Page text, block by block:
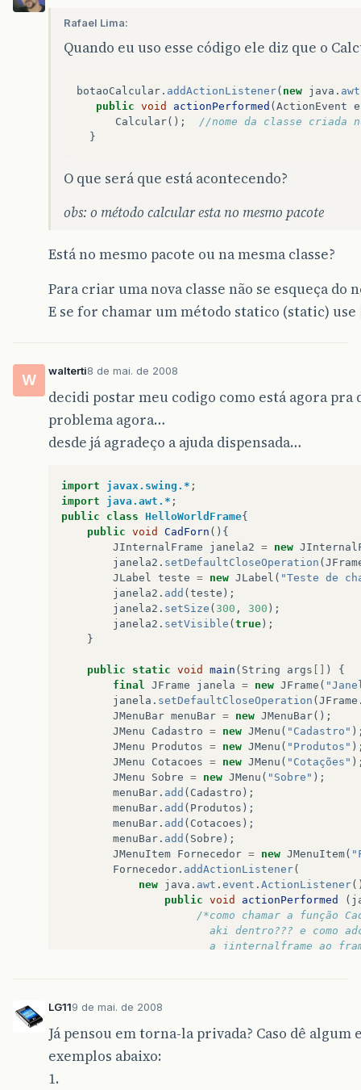
Rafael Lima:
Quando eu uso esse código ele diz que o
botaoCalcular . addActionListener( new java . awt
public void actionPerformed ( ActionEvent e
Calcular();
//nome da classe criada
}
O que será que está acontecendo?
obs: o método calcular esta no mesmo pacote
Está no mesmo pacote ou na mesma classe?
Para criar uma nova classe não se esqueça do
E se for chamar um método statico (static) use
W
walterti8 de mai. de 2008
decidi postar meu codigo como está agora
problema agora…
desde já agradeço a ajuda dispensada…
import javax.swing.* ;
import
java.awt.* ;
public
class HelloWorldFrame{
public void CadForn (){
JInternalFrame
janela2 = new
janela2 . setDefaultCloseOperation (
JLabel teste = new JLabel ( "Teste de
janela2 . add ( teste );
janela2 . setSize ( 300 , 300 );
janela2 . setVisible ( true );
}
public static void main ( String args )
{
final JFrame janela = new JFrame (
janela . setDefaultCloseOperation ( JFrame
JMenuBar menuBar = new JMenuBar();
JMenu
Cadastro = new JMenu ( "Cadastro"
JMenu
Produtos = new JMenu ( "Produtos"
JMenu
Cotacoes = new JMenu ( "Cotações"
JMenu
Sobre = new JMenu ( "Sobre" );
menuBar . add ( Cadastro );
menuBar . add ( Produtos );
menuBar . add ( Cotacoes );
menuBar . add ( Sobre );
JMenuItem Fornecedor = new JMenuItem(
Fornecedor . addActionListener(
new java . awt . event . ActionListener
public void actionPerformed (
/*como chamar a função
aki dentro??? e como
a jinternalframe ao
Cadastro
janela. setSize( 500, 500);
janela.setVisible
LG119 de mai. de 2008
Já pensou em torna-la privada? Caso dê
exemplos abaixo:
1.